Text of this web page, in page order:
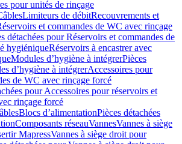
pour unités de rinçage
Limiteurs de débitRecouvrements et
et commandes de WC avec rinçage
détachées pour Réservoirs et commandes de
hygiéniqueRéservoirs à encastrer avec
Modules d’hygiène à intégrerPièces
d’hygiène à intégrerAccessoires pour
de WC avec rinçage forcé
pour Accessoires pour réservoirs et
rinçage forcé
Blocs d’alimentationPièces détachées
Composants réseauVannesVannes à siège
MapressVannes à siège droit pour